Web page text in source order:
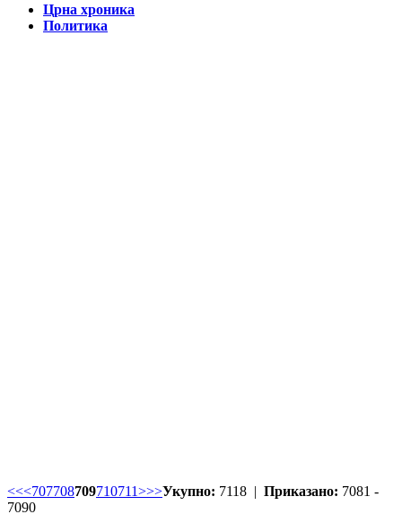
Црна хроника
Политика
<<<707708709710711>>>Укупно: 7118 | Приказано: 7081 -
7090